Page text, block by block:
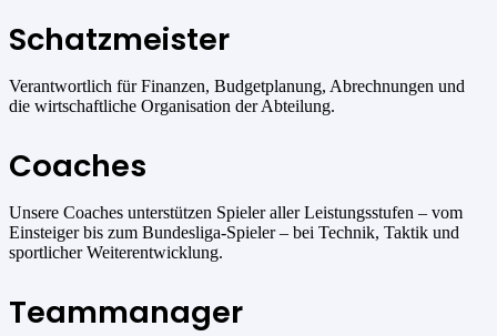
Schatzmeister
Verantwortlich für Finanzen, Budgetplanung, Abrechnungen und
die wirtschaftliche Organisation der Abteilung.
Coaches
Unsere Coaches unterstützen Spieler aller Leistungsstufen – vom
Einsteiger bis zum Bundesliga-Spieler – bei Technik, Taktik und
sportlicher Weiterentwicklung.
Teammanager